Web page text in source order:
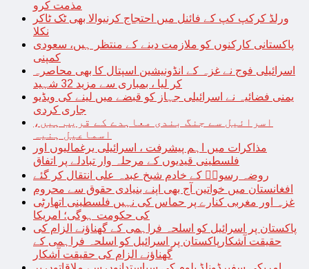
مذمت کرو
ورلڈ کرکپ کپ کے فائنل میں احتجاج کرنیوالا بھی ٹک ٹاکر
نکلا
پاکستانی کارکنوں کو ملازمت دینے کے منتظر ہیں، سعودی
کمپنی
اسرائیلی فوج نے غزہ کے انڈونیشین اسپتال کا بھی محاصرہ
کر لیا ، بمباری سے مزید 32 شہید
یمنی فضائیہ نے اسرائیلی جہاز کو قبضے میں لینے کی ویڈیو
جاری کردی
اسرائیل سے جنگ بندی معاہدے کے قریب ہیں،
اسماعیل ہنیہ
مذاکرات میں اہم پیشرفت ، اسرائیلی یرغمالیوں اور
فلسطینی قیدیوں کے مرحلہ وار تبادلے پر اتفاق
روضہ رسولؐ کے خادم شیخ عبدہ علی انتقال کر گئے
افغانستان میں خواتین آج بھی اپنے بنیادی حقوق سے محروم
غزہ اور مغربی کنارے پر حماس کی نہیں فلسطینی اتھارٹی
کی حکومت ہوگی؛ امریکا
پاکستان پر اسرائیل کو اسلحہ فراہمی کے گھناؤنے الزام کی
حقیقت آشکارپاکستان پر اسرائیل کو اسلحہ فراہمی کے
گھناؤنے الزام کی حقیقت آشکار